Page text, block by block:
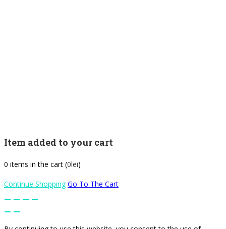
Item added to your cart
0 items in the cart (0lei)
Continue Shopping Go To The Cart